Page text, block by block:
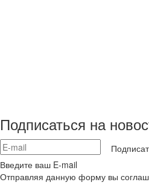
Подписаться на
Введите ваш E-mail
Отправляя данную форму вы